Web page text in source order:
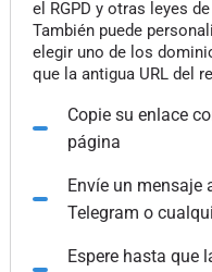
el RGPD y otras leyes
También puede
elegir uno de los
que la antigua URL del
Copie su enlace
página
Envíe un mensaje
Telegram o
Espere hasta que